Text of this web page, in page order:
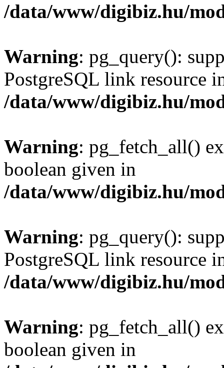
/data/www/digibiz.hu/
Warning: pg_query():
PostgreSQL link resource
/data/www/digibiz.hu/
Warning: pg_fetch_all()
boolean given in
/data/www/digibiz.hu/
Warning: pg_query():
PostgreSQL link resource
/data/www/digibiz.hu/
Warning: pg_fetch_all()
boolean given in